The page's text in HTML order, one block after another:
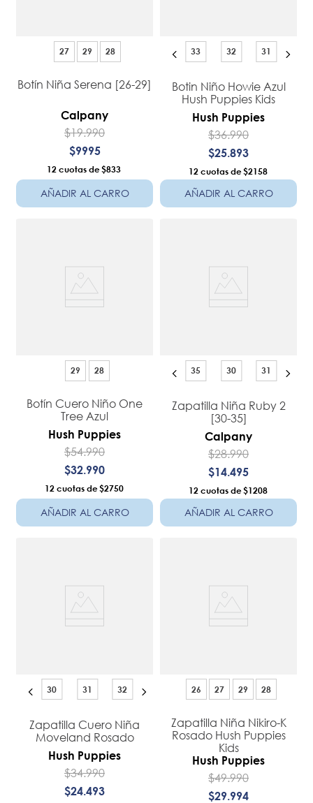
27 29 28
Botín Niña Serena [26-29]
Calpany
$19.990
$9995
12 $833
AÑADIR AL CARRO
33 32 31
Botin Niño Howie Azul
Hush Puppies Kids
Hush Puppies
$36.990
$25.893
12 $2158
AÑADIR AL CARRO
29 28
Botín Cuero Niño One
Tree Azul
Hush Puppies
$54.990
$32 990
12 $2750
AÑADIR AL CARRO
35 30 31
Zapatilla Niña Ruby 2
[30-35]
Calpany
$28.990
$14 495
12 $1208
AÑADIR AL CARRO
30 31 32
Zapatilla Cuero Niña
Moveland Rosado
Hush Puppies
$34.990
$24 493
26 27 29 28
Zapatilla Niña Nikiro-K
Rosado Hush Puppies
Kids
Hush Puppies
$49.990
$29 994